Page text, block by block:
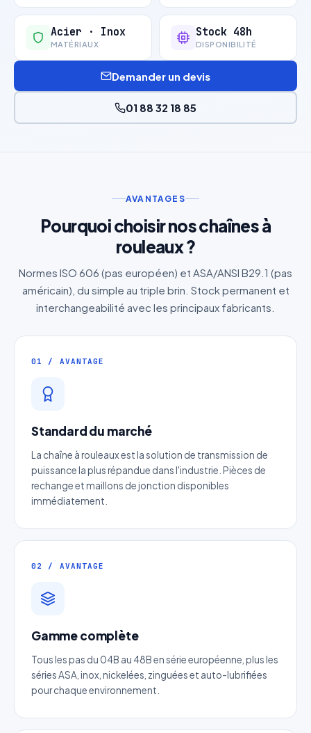
Acier · Inox
MATÉRIAUX
Stock 48h
DISPONIBILITÉ
Demander un devis
01 88 32 18 85
AVANTAGES
Pourquoi choisir nos chaînes à
rouleaux ?
Normes ISO 606 (pas européen) et ASA/ANSI B29.1 (pas
américain), du simple au triple brin. Stock permanent et
interchangeabilité avec les principaux fabricants.
01 / AVANTAGE
Standard du marché
La chaîne à rouleaux est la solution de transmission de
puissance la plus répandue dans l'industrie. Pièces de
rechange et maillons de jonction disponibles
immédiatement.
02 / AVANTAGE
Gamme complète
Tous les pas du 04B au 48B en série européenne, plus les
séries ASA, inox, nickelées, zinguées et auto-lubrifiées
pour chaque environnement.
Devis Chaine à axes creux sans
Entreprise